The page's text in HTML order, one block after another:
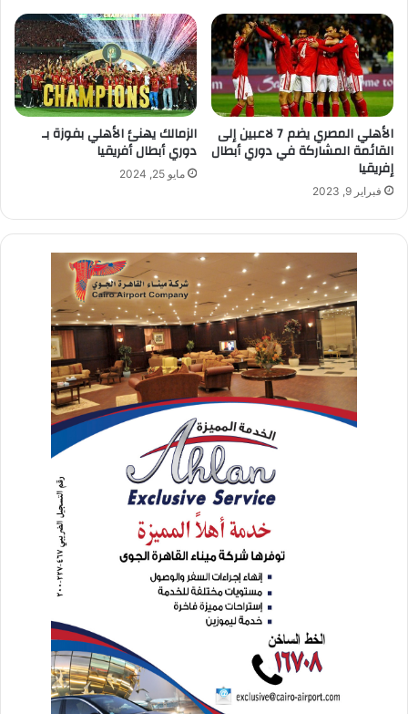
الأهلي المصري يضم 7 لاعبين إلى
القائمة المشاركة في دوري أبطال
إفريقيا
فبراير 9, 2023
الزمالك يهنئ الأهلي بفوزة بـ
دوري أبطال أفريقيا
مايو 25, 2024